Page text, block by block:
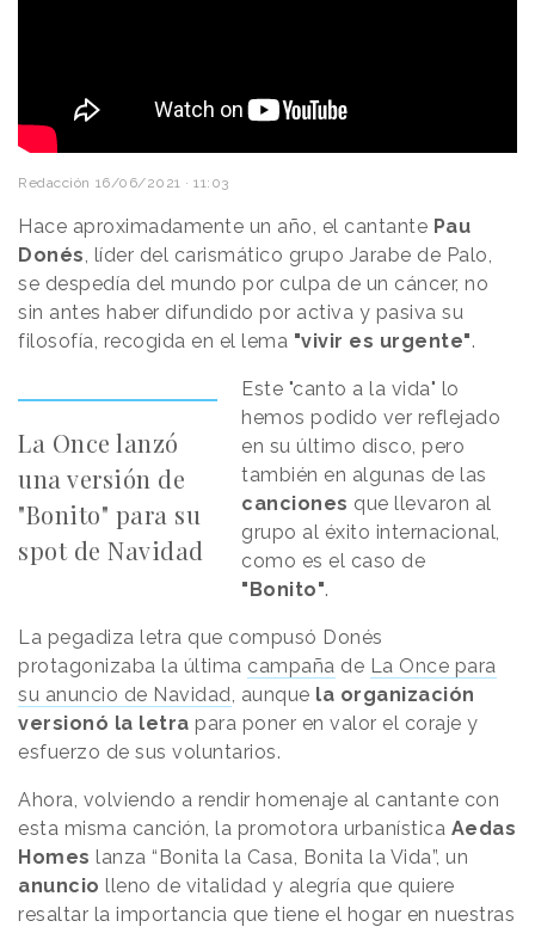
Redacción 16/06/2021 · 11:03
Hace aproximadamente un año, el cantante Pau
Donés, líder del carismático grupo Jarabe de Palo,
se despedía del mundo por culpa de un cáncer, no
sin antes haber difundido por activa y pasiva su
filosofía, recogida en el lema "vivir es urgente".
La Once lanzó
una versión de
"Bonito" para su
spot de Navidad
Este "canto a la vida" lo
hemos podido ver reflejado
en su último disco, pero
también en algunas de las
canciones que llevaron al
grupo al éxito internacional,
como es el caso de
"Bonito".
La pegadiza letra que compusó Donés
protagonizaba la última campaña de La Once para
su anuncio de Navidad, aunque la organización
versionó la letra para poner en valor el coraje y
esfuerzo de sus voluntarios.
Ahora, volviendo a rendir homenaje al cantante con
esta misma canción, la promotora urbanística Aedas
Homes lanza “Bonita la Casa, Bonita la Vida”, un
anuncio lleno de vitalidad y alegría que quiere
resaltar la importancia que tiene el hogar en nuestras